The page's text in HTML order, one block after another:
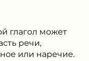
глагол может
речи,
или наречие.